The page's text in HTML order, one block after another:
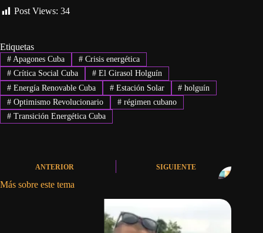
Post Views: 34
Etiquetas
#Apagones Cuba #Crisis energética
#Crítica Social Cuba #El Girasol Holguín
#Energía Renovable Cuba #Estación Solar # holguín
#Optimismo Revolucionario #régimen cubano
#Transición Energética Cuba
ANTERIOR SIGUIENTE
Más sobre este tema